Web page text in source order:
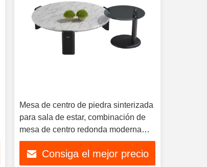
Mesa de centro de piedra sinterizada
para sala de estar, combinación de
mesa de centro redonda moderna
minimalista de alta gama para el
hogar
Consiga el mejor precio